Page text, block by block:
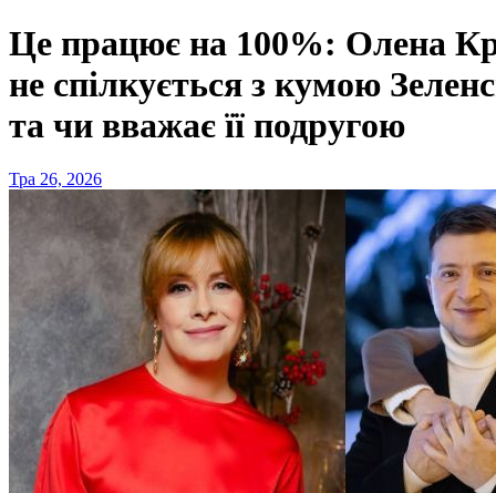
Це працює на 100%: Олена
не спілкується з кумою
та чи вважає її подругою
Тра 26, 2026